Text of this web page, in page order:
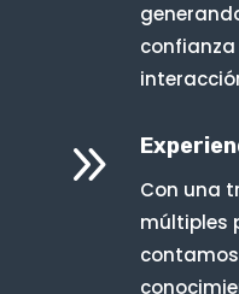
9
Con una
múltiples